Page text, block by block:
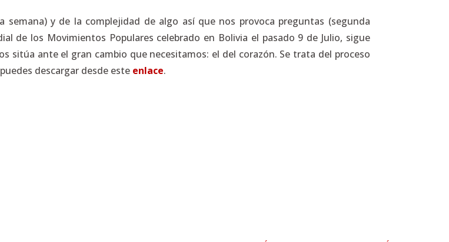
semana) y de la complejidad de algo así que nos provoca preguntas (segunda
de los Movimientos Populares celebrado en Bolivia el pasado 9 de Julio, sigue
sitúa ante el gran cambio que necesitamos: el del corazón. Se trata del proceso
descargar desde este enlace.